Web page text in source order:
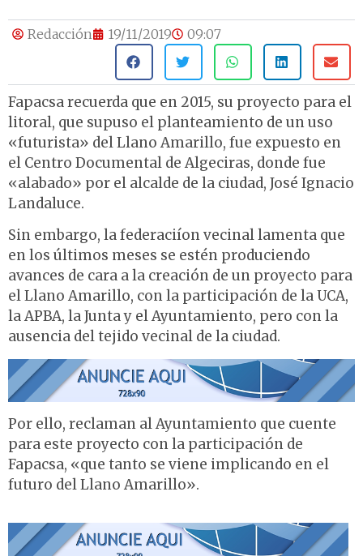
Redacción 19/11/2019 09:07
Fapacsa recuerda que en 2015, su proyecto para el
litoral, que supuso el planteamiento de un uso
«futurista» del Llano Amarillo, fue expuesto en
el Centro Documental de Algeciras, donde fue
«alabado» por el alcalde de la ciudad, José Ignacio
Landaluce.
Sin embargo, la federaciíon vecinal lamenta que
en los últimos meses se estén produciendo
avances de cara a la creación de un proyecto para
el Llano Amarillo, con la participación de la UCA,
la APBA, la Junta y el Ayuntamiento, pero con la
ausencia del tejido vecinal de la ciudad.
Por ello, reclaman al Ayuntamiento que cuente
para este proyecto con la participación de
Fapacsa, «que tanto se viene implicando en el
futuro del Llano Amarillo».